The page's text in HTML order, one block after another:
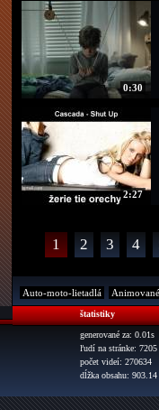
0:30
2:27
1 2 3 4
Auto-moto-lietadlá Animované
štatistiky
generované za: 0.01s
ľudí na stránke: 7205
počet videí: 270634
dĺžka obsahu: